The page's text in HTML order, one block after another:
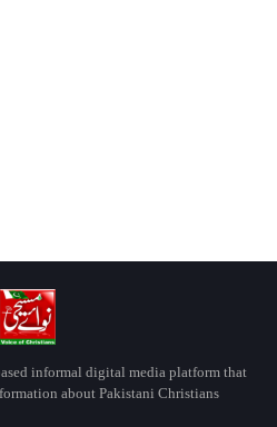
informal digital media platform that
about Pakistani Christians